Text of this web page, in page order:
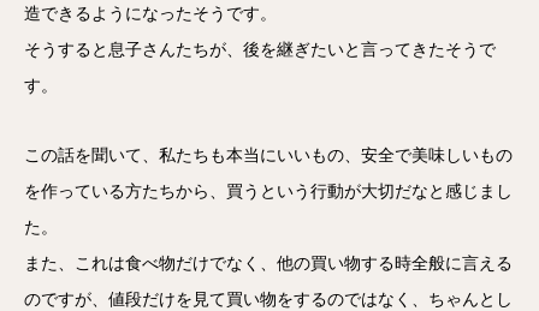
造できるようになったそうです。
そうすると息子さんたちが、後を継ぎたいと言ってきたそうで
す。
この話を聞いて、私たちも本当にいいもの、安全で美味しいもの
を作っている方たちから、買うという行動が大切だなと感じまし
た。
また、これは食べ物だけでなく、他の買い物する時全般に言える
のですが、値段だけを見て買い物をするのではなく、ちゃんとし